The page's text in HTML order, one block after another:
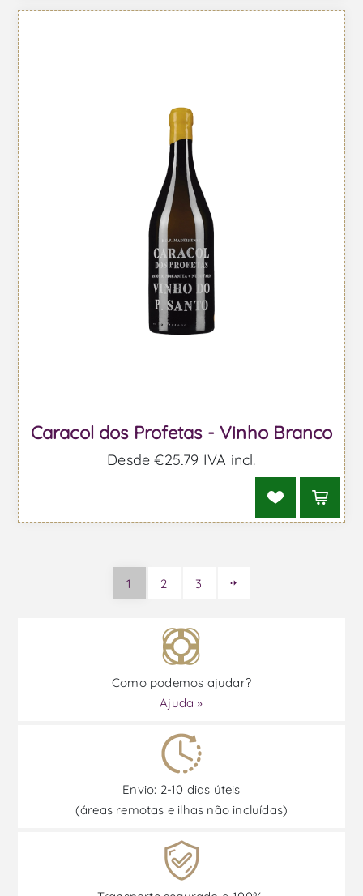
Caracol dos Profetas - Vinho Branco
Desde €25,79 IVA incl.
1 2 3
Como podemos ajudar?
Ajuda »
Envio: 2-10 dias úteis
(áreas remotas e ilhas não incluídas)